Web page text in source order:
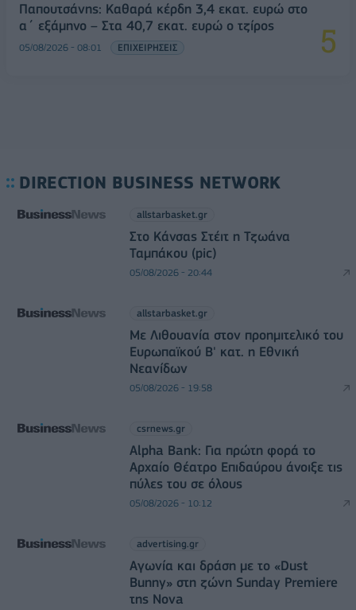
Παπουτσάνης: Καθαρά κέρδη 3,4 εκατ. ευρώ στο
α΄ εξάμηνο – Στα 40,7 εκατ. ευρώ ο τζίρος
05/08/2026 - 08:01 ΕΠΙΧΕΙΡΗΣΕΙΣ
DIRECTION BUSINESS NETWORK
allstarbasket.gr
Στο Κάνσας Στέιτ η Τζωάνα
Ταμπάκου (pic)
05/08/2026 - 20:44
allstarbasket.gr
Με Λιθουανία στον προημιτελικό του
Ευρωπαϊκού Β' κατ. η Εθνική
Νεανίδων
05/08/2026 - 19:58
csrnews.gr
Alpha Bank: Για πρώτη φορά το
Αρχαίο Θέατρο Επιδαύρου άνοιξε τις
πύλες του σε όλους
05/08/2026 - 10:12
advertising.gr
Αγωνία και δράση με το «Dust
Bunny» στη ζώνη Sunday Premiere
της Nova